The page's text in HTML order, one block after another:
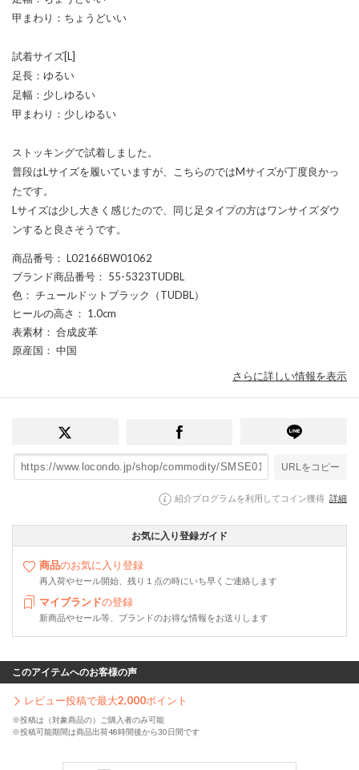
甲まわり：ちょうどいい
試着サイズ[L]
足長：ゆるい
足幅：少しゆるい
甲まわり：少しゆるい
ストッキングで試着しました。
普段はLサイズを履いていますが、こちらのではMサイズが丁度良かっ
たです。
Lサイズは少し大きく感じたので、同じ足タイプの方はワンサイズダウ
ンすると良さそうです。
商品番号 ： L02166BW01062
ブランド商品番号 ： 55-5323TUDBL
色 ： チュールドットブラック（TUDBL）
ヒールの高さ ： 1.0cm
表素材 ： 合成皮革
原産国 ： 中国
さらに詳しい情報を表示
URLをコピー
紹介プログラムを利用してコイン獲得 詳細
お気に入り登録ガイド
商品のお気に入り登録
再入荷やセール開始、残り１点の時にいち早くご連絡します
マイブランドの登録
新商品やセール等、ブランドのお得な情報をお送りします
このアイテムへのお客様の声
レビュー投稿で最大2,000ポイント
※投稿は（対象商品の）ご購入者のみ可能
※投稿可能期間は商品出荷48時間後から30日間です